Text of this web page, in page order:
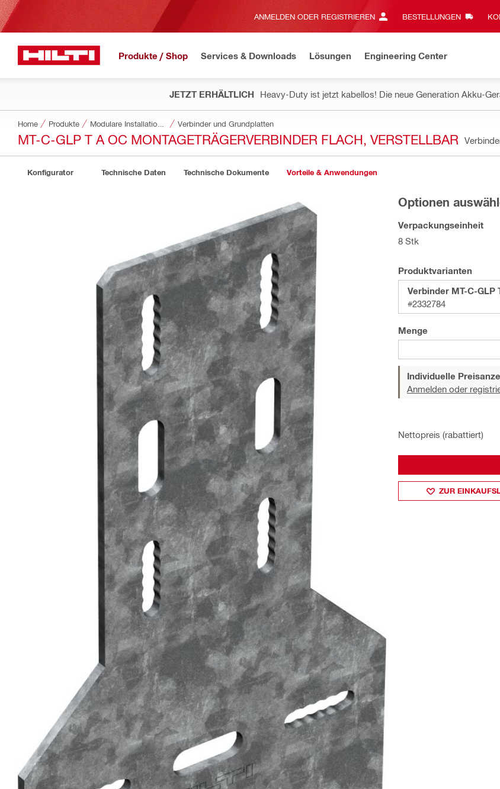
ANMELDEN ODER REGISTRIEREN BESTELLUNGEN
Produkte / Shop Services & Downloads Lösungen Engineering Center
JETZT ERHÄLTLICH Heavy-Duty ist jetzt kabellos! Die neue Generation Akku-
Home Produkte Verbinder und Grundplatten
MT-C-GLP T A OC MONTAGETRÄGERVERBINDER FLACH, VERSTELLBAR
Konfigurator Technische Daten Technische Dokumente Vorteile & Anwendungen
Optionen
Verpackungseinheit
8 Stk
Produktvarianten
Verbinder MT-C-GLP
#2332784
Menge
Individuelle
Anmelden oder
Nettopreis (rabattiert)
ZUR